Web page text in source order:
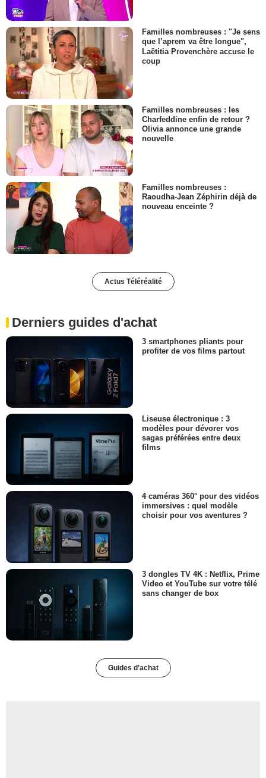
Familles nombreuses : "Je sens
que l’aprem va être longue",
Laëtitia Provenchère accuse le
coup
Familles nombreuses : les
Charfeddine enfin de retour ?
Olivia annonce une grande
nouvelle
Familles nombreuses :
Raoudha-Jean Zéphirin déjà de
nouveau enceinte ?
Actus Téléréalité
Derniers guides d'achat
3 smartphones pliants pour
profiter de vos films partout
Liseuse électronique : 3
modèles pour dévorer vos
sagas préférées entre deux
films
4 caméras 360° pour des vidéos
immersives : quel modèle
choisir pour vos aventures ?
3 dongles TV 4K : Netflix, Prime
Video et YouTube sur votre télé
sans changer de box
Guides d'achat